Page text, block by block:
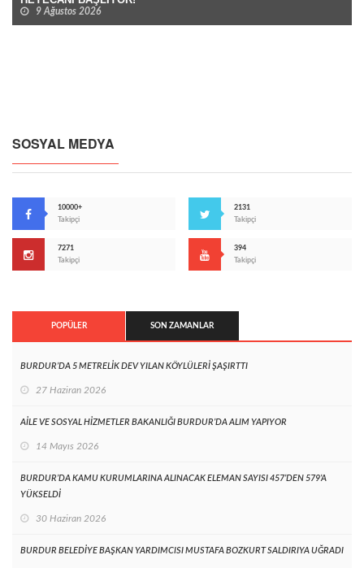
9 Ağustos 2026
SOSYAL MEDYA
10000+
Takipçi
2131
Takipçi
7271
Takipçi
394
Takipçi
POPÜLER SON ZAMANLAR
BURDUR’DA 5 METRELİK DEV YILAN KÖYLÜLERİ ŞAŞIRTTI
27 Haziran 2026
AİLE VE SOSYAL HİZMETLER BAKANLIĞI BURDUR’DA ALIM YAPIYOR
14 Mayıs 2026
BURDUR’DA KAMU KURUMLARINA ALINACAK ELEMAN SAYISI 457’DEN 579’A
YÜKSELDİ
30 Haziran 2026
BURDUR BELEDİYE BAŞKAN YARDIMCISI MUSTAFA BOZKURT SALDIRIYA UĞRADI